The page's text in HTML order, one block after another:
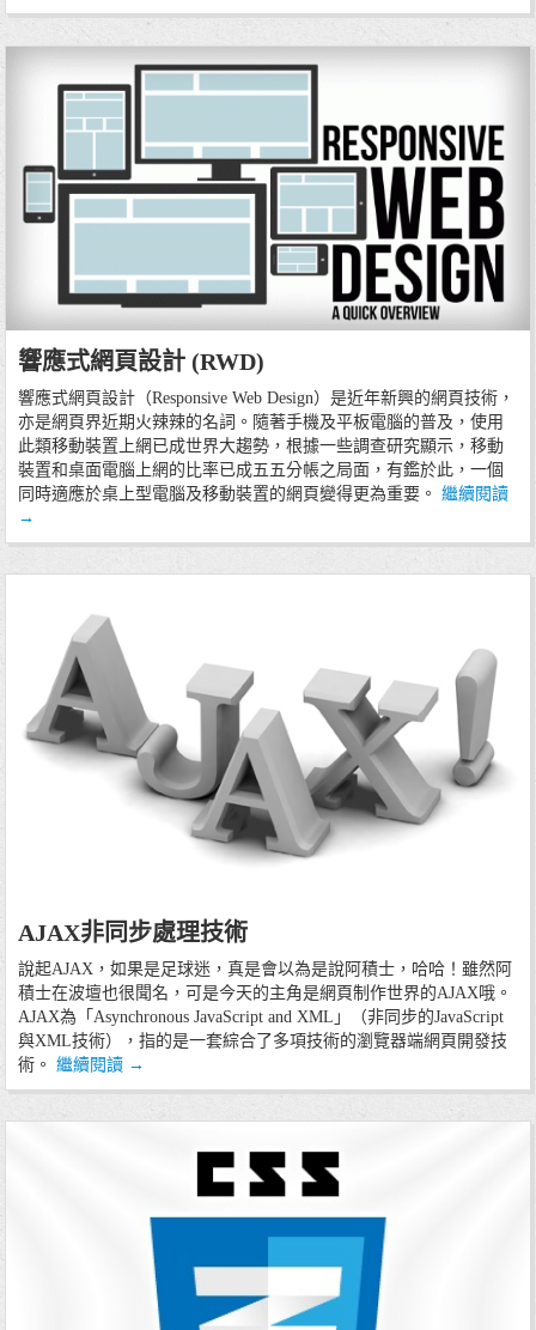
20/07/13
程式技術 網頁設計
響應式網頁設計 (RWD)
響應式網頁設計（Responsive Web Design）是近年新興的網頁技術，
亦是網頁界近期火辣辣的名詞。隨著手機及平板電腦的普及，使用
此類移動裝置上網已成世界大趨勢，根據一些調查研究顯示，移動
裝置和桌面電腦上網的比率已成五五分帳之局面，有鑑於此，一個
同時適應於桌上型電腦及移動裝置的網頁變得更為重要。繼續閱讀
→
程式技術
AJAX非同步處理技術
說起AJAX，如果是足球迷，真是會以為是說阿積士，哈哈！雖然阿
積士在波壇也很聞名，可是今天的主角是網頁制作世界的AJAX哦。
AJAX為「Asynchronous JavaScript and XML」（非同步的JavaScript
與XML技術），指的是一套綜合了多項技術的瀏覽器端網頁開發技
術。繼續閱讀 →